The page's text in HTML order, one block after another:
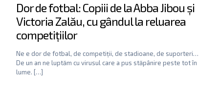
Dor de fotbal: Copiii de la Abba Jibou și
Victoria Zalău, cu gândul la reluarea
competițiilor
Ne e dor de fotbal, de competiții, de stadioane, de suporteri…
De un an ne luptăm cu virusul care a pus stăpânire peste tot în
lume. […]